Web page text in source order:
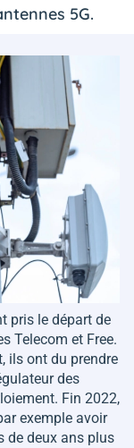
5G.
pris le départ de
Telecom et Free.
ils ont du prendre
des
Fin 2022,
exemple avoir
de deux ans plus